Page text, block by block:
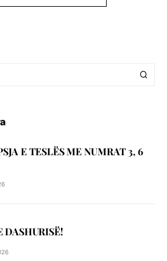
E TESLËS ME NUMRAT 3, 6
DASHURISË!